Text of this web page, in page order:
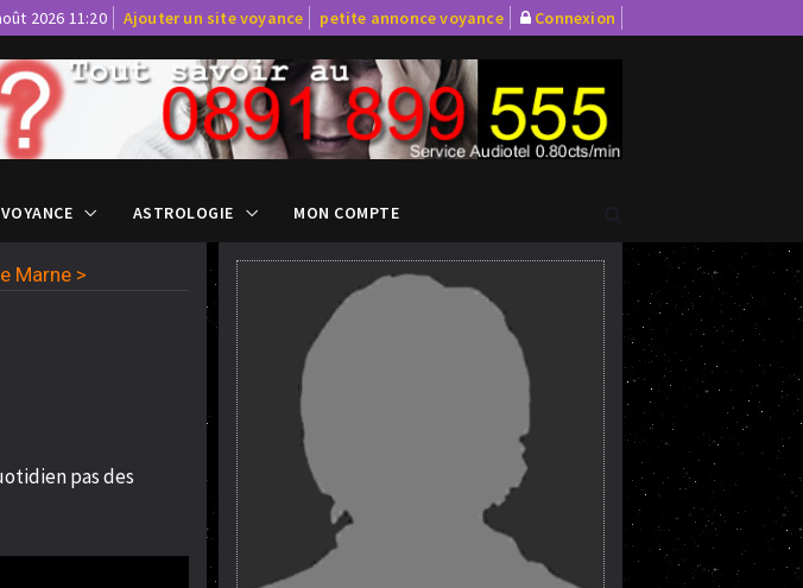
2026 11:20 Ajouter un site voyance petite annonce voyance Connexion
VOYANCE ASTROLOGIE MON COMPTE
Marne >
pas des